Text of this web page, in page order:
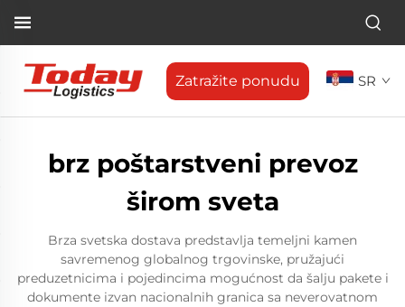
Zatražite ponudu SR
brz poštarstveni prevoz
širom sveta
Brza svetska dostava predstavlja temeljni kamen
savremenog globalnog trgovinske, pružajući
preduzetnicima i pojedincima mogućnost da šalju pakete i
dokumente izvan nacionalnih granica sa neverovatnom